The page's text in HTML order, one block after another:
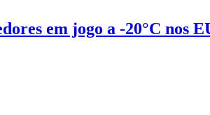
em jogo a -20°C nos